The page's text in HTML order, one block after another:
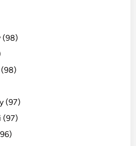
(98)
(98)
(97)
(97)